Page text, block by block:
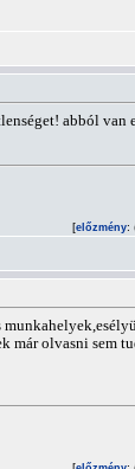
abból van
[előzmény:
olvasni sem